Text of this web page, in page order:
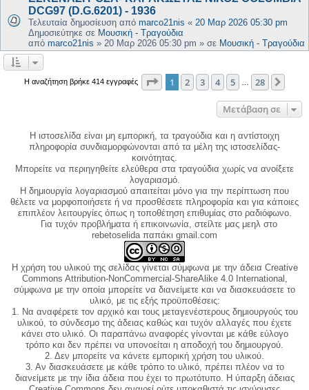
DCG97 (D.G.6201) - 1936
Τελευταία δημοσίευση από marco21nis « 20 Μαρ 2026 05:30 pm
Δημοσιεύτηκε σε Μουσική - Τραγούδια
από marco21nis » 20 Μαρ 2026 05:30 pm » σε Μουσική - Τραγούδια
Η αναζήτηση βρήκε 414 εγγραφές Σελίδα από28
1 2 3 4 5 28
Μετάβαση σε
Η ιστοσελίδα είναι μη εμπορική, τα τραγούδια και η αντίστοιχη
πληροφορία συνδιαμορφώνονται από τα μέλη της ιστοσελίδας-
κοινότητας.
Μπορείτε να περιηγηθείτε ελεύθερα στα τραγούδια χωρίς να ανοίξετε
λογαριασμό.
Η δημιουργία λογαριασμού απαιτείται μόνο για την περίπτωση που
θέλετε να μορφοποιήσετε ή να προσθέσετε πληροφορία και για κάποιες
επιπλέον λειτουργίες όπως η τοποθέτηση επιθυμίας στο ραδιόφωνο.
Για τυχόν προβλήματα ή επικοινωνία, στείλτε μας μεηλ στο
rebetoselida παπάκι gmail.com
Η χρήση του υλικού της σελίδας γίνεται σύμφωνα με την άδεια Creative
Commons Attribution-NonCommercial-ShareAlike 4.0 International,
σύμφωνα με την οποία μπορείτε να διανείμετε και να διασκευάσετε το
υλικό, με τις εξής προϋποθέσεις:
1. Να αναφέρετε τον αρχικό και τους μεταγενέστερους δημιουργούς του
υλικού, το σύνδεσμο της άδειας καθώς και τυχόν αλλαγές που έχετε
κάνει στο υλικό. Οι παραπάνω αναφορές γίνονται με κάθε εύλογο
τρόπο και δεν πρέπει να υπονοείται η αποδοχή του δημιουργού.
2. Δεν μπορείτε να κάνετε εμπορική χρήση του υλικού.
3. Αν διασκευάσετε με κάθε τρόπο το υλικό, πρέπει πλέον να το
διανείμετε με την ίδια άδεια που έχει το πρωτότυπο. Η ύπαρξη άδειας